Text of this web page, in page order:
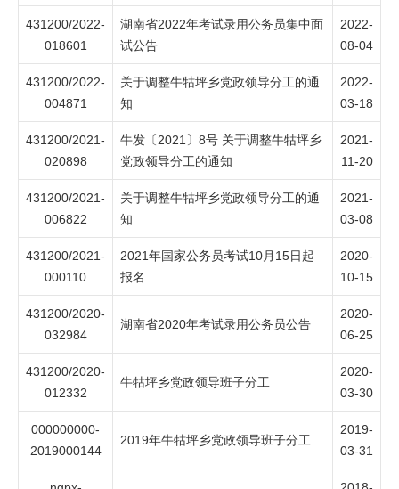
431200/2022-
018601
湖南省2022年考试录用公务员集中面
试公告
2022-
08-04
431200/2022-
004871
关于调整牛牯坪乡党政领导分工的通
知
2022-
03-18
431200/2021-
020898
牛发〔2021〕8号 关于调整牛牯坪乡
党政领导分工的通知
2021-
11-20
431200/2021-
006822
关于调整牛牯坪乡党政领导分工的通
知
2021-
03-08
431200/2021-
000110
2021年国家公务员考试10月15日起
报名
2020-
10-15
431200/2020-
032984
湖南省2020年考试录用公务员公告
2020-
06-25
431200/2020-
012332
牛牯坪乡党政领导班子分工
2020-
03-30
000000000-
2019000144
2019年牛牯坪乡党政领导班子分工
2019-
03-31